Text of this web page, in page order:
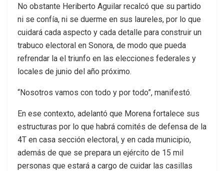
No obstante Heriberto Aguilar recalcó que su partido
ni se confía, ni se duerme en sus laureles, por lo que
cuidará cada aspecto y cada detalle para construir un
trabuco electoral en Sonora, de modo que pueda
refrendar la el triunfo en las elecciones federales y
locales de junio del año próximo.
“Nosotros vamos con todo y por todo”, manifestó.
En ese contexto, adelantó que Morena fortalece sus
estructuras por lo que habrá comités de defensa de la
4T en casa sección electoral, y en cada municipio,
además de que se prepara un ejército de 15 mil
personas que estará a cargo de cuidar las casillas